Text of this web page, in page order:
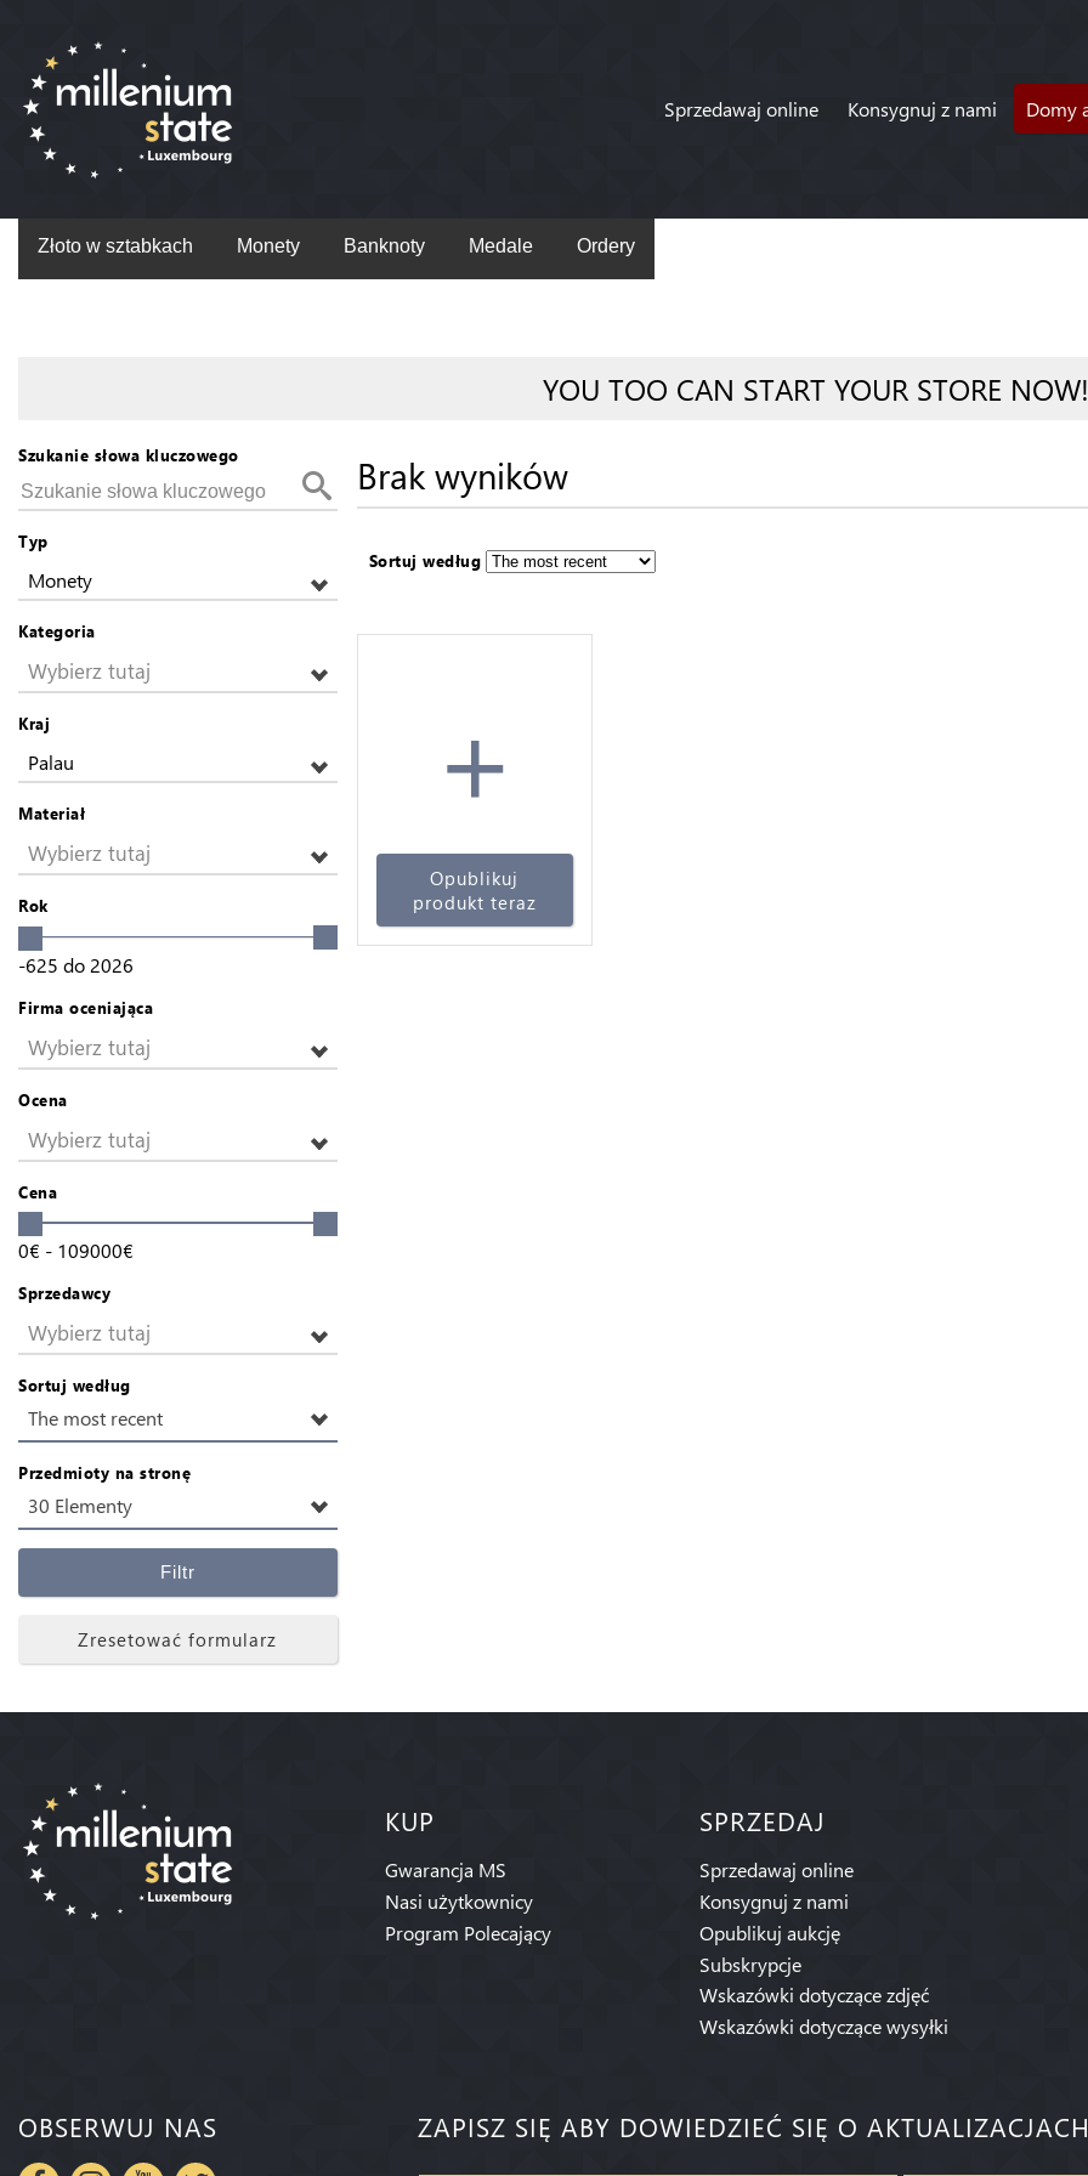
Sprzedawaj online Konsygnuj z nami Domy
Złoto w sztabkach Monety Banknoty Medale Ordery
YOU TOO CAN START YOUR STORE NOW!
Szukanie słowa kluczowego
Typ
Monety
Kategoria
Wybierz tutaj
Kraj
Palau
Materiał
Wybierz tutaj
Rok
-625 do 2026
Firma oceniająca
Wybierz tutaj
Ocena
Wybierz tutaj
Cena
0€ - 109000€
Sprzedawcy
Wybierz tutaj
Sortuj według
The most recent
Przedmioty na stronę
30 Elementy
Filtr
Zresetować formularz
Brak wyników
Sortuj według
+
Opublikuj
produkt teraz
KUP
Gwarancja MS
Nasi użytkownicy
Program Polecający
SPRZEDAJ
Sprzedawaj online
Konsygnuj z nami
Opublikuj aukcję
Subskrypcje
Wskazówki dotyczące zdjęć
Wskazówki dotyczące wysyłki
OBSERWUJ NAS ZAPISZ SIĘ ABY DOWIEDZIEĆ SIĘ O